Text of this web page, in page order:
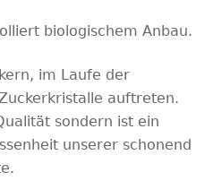
biologischem Anbau.
im Laufe der
auftreten.
sondern ist ein
unserer schonend